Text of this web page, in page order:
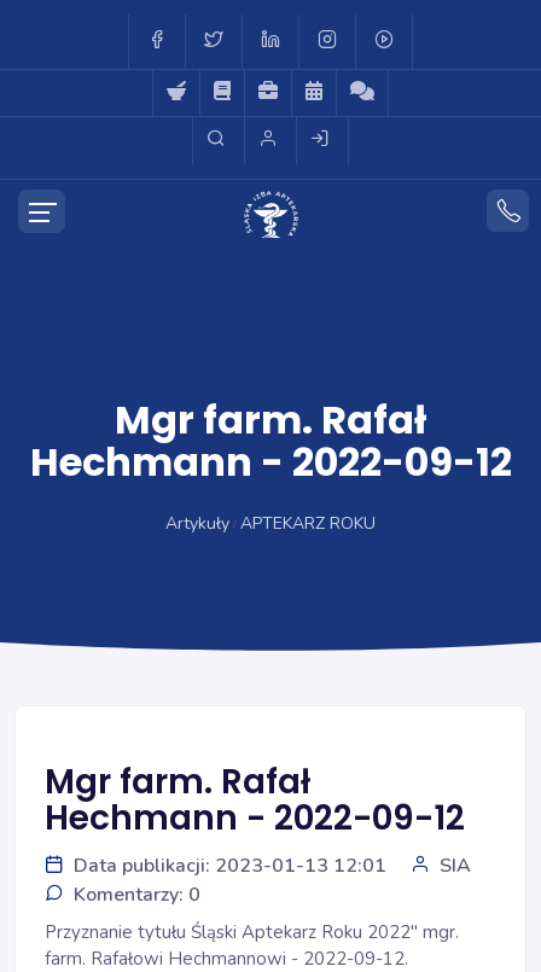
Mgr farm. Rafał
Hechmann - 2022-09-12
Artykuły APTEKARZ ROKU
Mgr farm. Rafał
Hechmann - 2022-09-12
Data publikacji: 2023-01-13 12:01
SIA
Komentarzy: 0
Przyznanie tytułu Śląski Aptekarz Roku 2022" mgr.
farm. Rafałowi Hechmannowi - 2022-09-12.